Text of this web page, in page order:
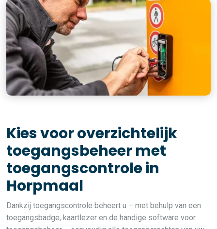
Kies voor overzichtelijk
toegangsbeheer met
toegangscontrole in
Horpmaal
Dankzij toegangscontrole beheert u – met behulp van een
toegangsbadge, kaartlezer en de handige software voor